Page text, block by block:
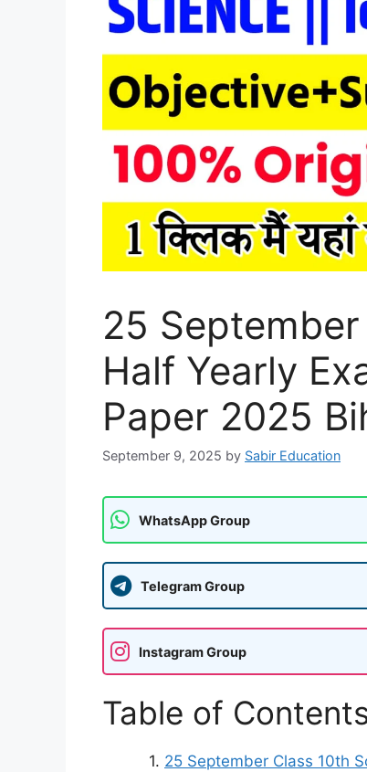
25
Half Yearly
Paper 2025
September 9, 2025 by Sabir Education
WhatsApp Group
Telegram Group
Instagram Group
Table of
25 September Class 10th